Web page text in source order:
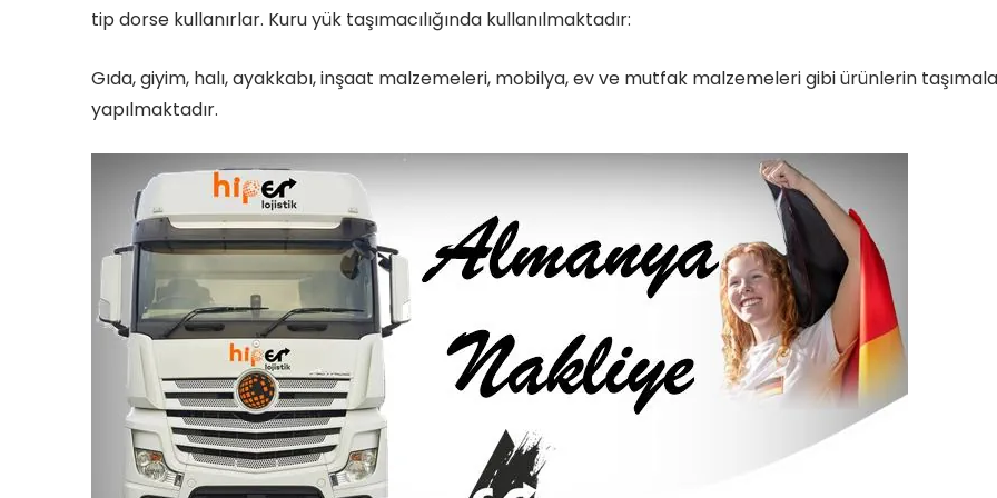
tip dorse kullanırlar. Kuru yük taşımacılığında kullanılmaktadır:
Gıda, giyim, halı, ayakkabı, inşaat malzemeleri, mobilya, ev ve mutfak malzemeleri gibi ürünlerin
yapılmaktadır.